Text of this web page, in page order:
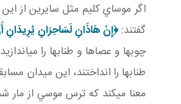
اگر موساي کليم مثل سايرين از
گفتند:﴿إِنْ هَاذَانِ لَسَاحِرَانِ
چوب ها و عصاها و طناب ها را مي
طناب ها را انداختند، اين ميدان
معنا مي کند که ترس موسي از مار